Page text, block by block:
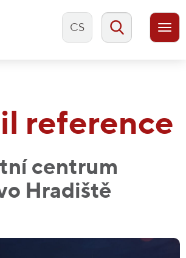
CS
reference
centrum
Hradiště